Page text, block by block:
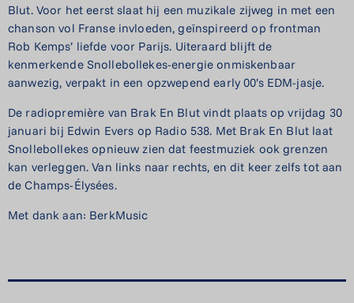
Blut. Voor het eerst slaat hij een muzikale zijweg in met een
chanson vol Franse invloeden, geïnspireerd op frontman
Rob Kemps’ liefde voor Parijs. Uiteraard blijft de
kenmerkende Snollebollekes-energie onmiskenbaar
aanwezig, verpakt in een opzwepend early 00’s EDM-jasje.
De radiopremière van Brak En Blut vindt plaats op vrijdag 30
januari bij Edwin Evers op Radio 538. Met Brak En Blut laat
Snollebollekes opnieuw zien dat feestmuziek ook grenzen
kan verleggen. Van links naar rechts, en dit keer zelfs tot aan
de Champs-Élysées.
Met dank aan: BerkMusic